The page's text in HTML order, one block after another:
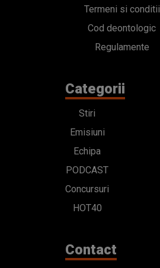
Termeni si conditii
Cod deontologic
Regulamente
Categorii
Stiri
Emisiuni
Echipa
PODCAST
Concursuri
HOT40
Contact